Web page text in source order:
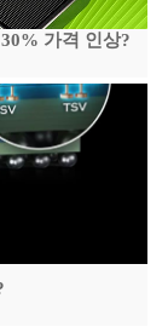
가격 인상?